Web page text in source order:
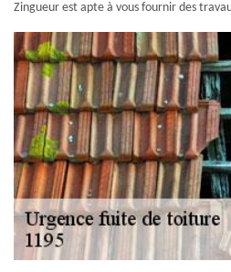
Zingueur est apte à vous fournir des